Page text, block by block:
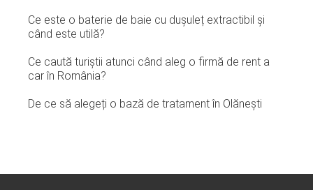
Ce este o baterie de baie cu dușuleț extractibil și
când este utilă?
Ce caută turiștii atunci când aleg o firmă de rent a
car în România?
De ce să alegeți o bază de tratament în Olănești